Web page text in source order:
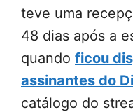
teve uma
48 dias após a
quando ficou
assinantes do
catálogo do